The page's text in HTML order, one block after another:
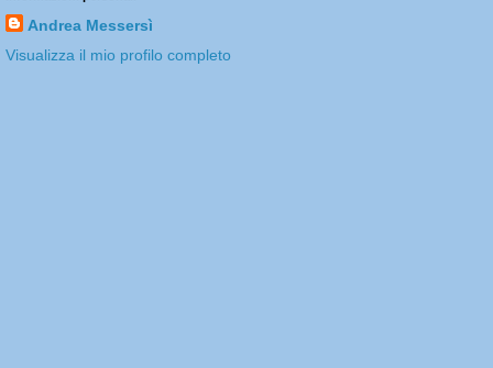
Andrea Messersì
Visualizza il mio profilo completo